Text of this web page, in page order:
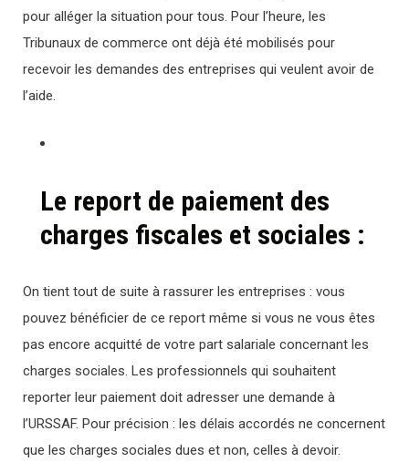
pour alléger la situation pour tous. Pour l’heure, les
Tribunaux de commerce ont déjà été mobilisés pour
recevoir les demandes des entreprises qui veulent avoir de
l’aide.
Le report de paiement des
charges fiscales et sociales :
On tient tout de suite à rassurer les entreprises : vous
pouvez bénéficier de ce report même si vous ne vous êtes
pas encore acquitté de votre part salariale concernant les
charges sociales. Les professionnels qui souhaitent
reporter leur paiement doit adresser une demande à
l’URSSAF. Pour précision : les délais accordés ne concernent
que les charges sociales dues et non, celles à devoir.